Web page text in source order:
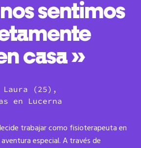
sentimos
casa »
(25),
en Lucerna
trabajar como fisioterapeuta en
especial. A través de